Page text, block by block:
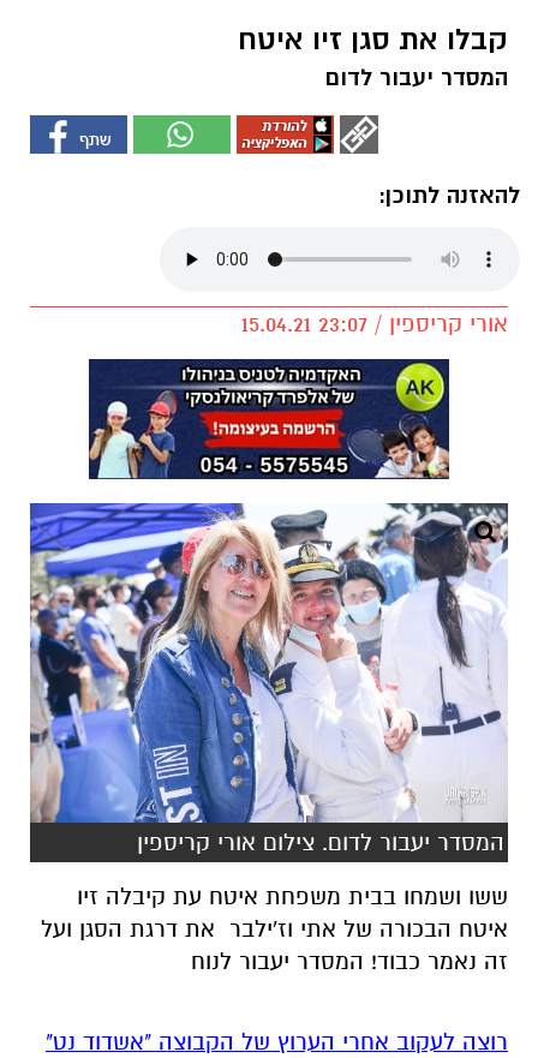
קבלו את סגן זיו איטח
המסדר יעבור לדום
להאזנה לתוכן:
אורי קריספין / 23:07 15.04.21
המסדר יעבור לדום. צילום אורי קריספין
ששו ושמחו בבית משפחת איטח עת קיבלה זיו
איטח הבכורה של אתי וז'ילבר את דרגת הסגן ועל
זה נאמר כבוד! המסדר יעבור לנוח
רוצה לעקוב אחרי הערוץ של הקבוצה "אשדוד נט"